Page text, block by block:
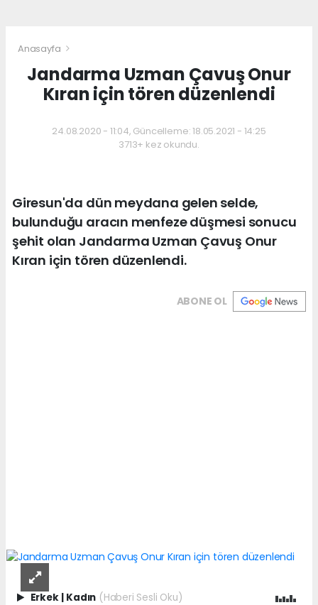
Anasayfa
Jandarma Uzman Çavuş Onur
Kıran için tören düzenlendi
24.08.2020 - 11:04, Güncelleme: 18.05.2021 - 14:25
3713+ kez okundu.
Giresun'da dün meydana gelen selde,
bulunduğu aracın menfeze düşmesi sonucu
şehit olan Jandarma Uzman Çavuş Onur
Kıran için tören düzenlendi.
ABONE OL
Erkek | Kadın (Haberi Sesli Oku)